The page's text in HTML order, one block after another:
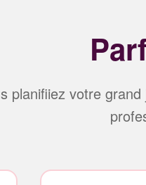
planifiiez votre